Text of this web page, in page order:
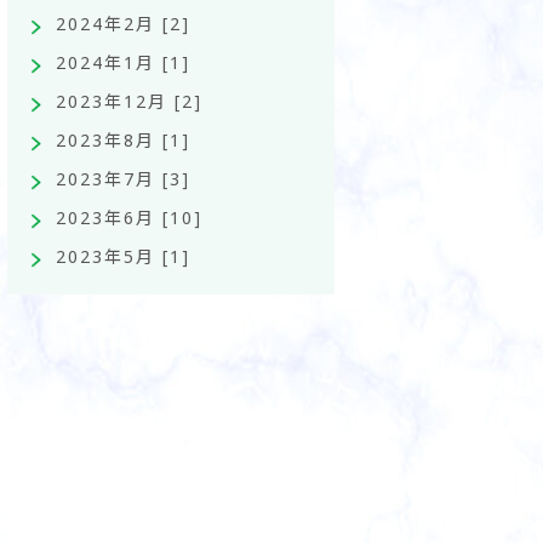
2024年2月 [2]
2024年1月 [1]
2023年12月 [2]
2023年8月 [1]
2023年7月 [3]
2023年6月 [10]
2023年5月 [1]